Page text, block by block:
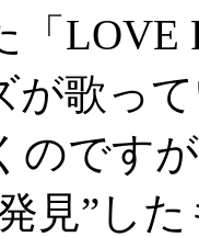
「LOVE
が歌っ
のです
見”し